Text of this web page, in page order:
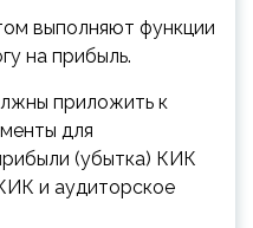
выполняют функции
на прибыль.
приложить к
для
(убытка) КИК
и аудиторское